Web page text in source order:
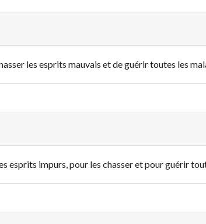
les esprits mauvais et de guérir toutes les
esprits impurs, pour les chasser et pour guérir